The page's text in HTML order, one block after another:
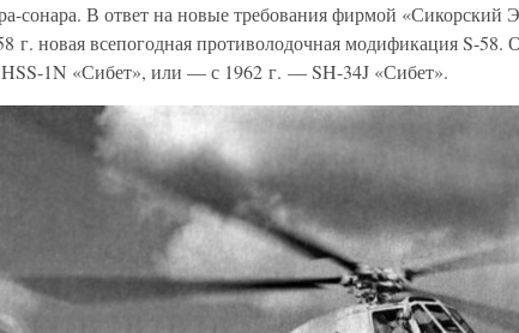
сонара. В ответ на новые требования фирмой «Сикорский
г. новая всепогодная противолодочная модификация S-58.
HSS-1N «Сибет», или — с 1962 г. — SH-34J «Сибет».